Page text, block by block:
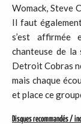
Womack, Steve
Il faut
s’est affirmée
chanteuse de la
Detroit Cobras
mais chaque
et place ce
Disques recommandés /